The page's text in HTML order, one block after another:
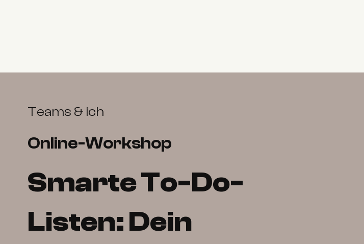
Teams & ich
Online-Workshop
Smarte To-Do-
Listen: Dein